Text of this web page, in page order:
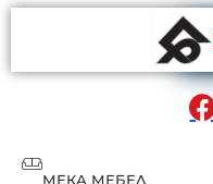
МЕКА МЕБЕЛ